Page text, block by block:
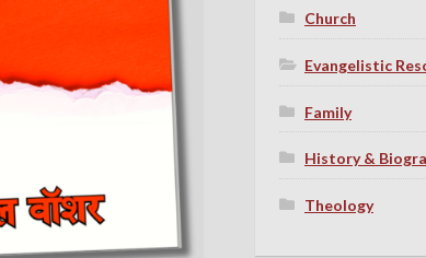
Church
Evangelistic
Family
History &
Theology